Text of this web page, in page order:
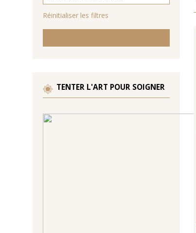
Réinitialiser les filtres
TENTER L'ART POUR SOIGNER